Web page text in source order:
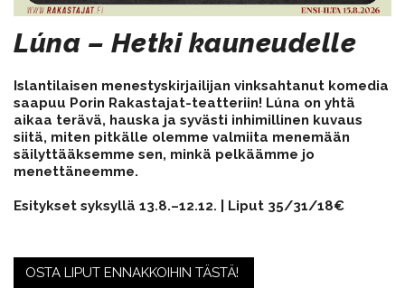
Lúna – Hetki kauneudelle
Islantilaisen menestyskirjailijan vinksahtanut komedia
saapuu Porin Rakastajat-teatteriin! Lúna on yhtä
aikaa terävä, hauska ja syvästi inhimillinen kuvaus
siitä, miten pitkälle olemme valmiita menemään
säilyttääksemme sen, minkä pelkäämme jo
menettäneemme.
Esitykset syksyllä 13.8.–12.12. | Liput 35/31/18€
OSTA LIPUT ENNAKKOIHIN TÄSTÄ!